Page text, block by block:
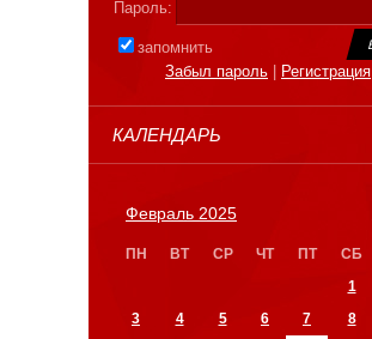
Пароль:
запомнить
Забыл пароль
Регистрация
КАЛЕНДАРЬ
Февраль 2025
ПН ВТ СР ЧТ ПТ СБ
1
3
4 5 6 7 8